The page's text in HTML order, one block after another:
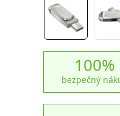
100%
bezpečný